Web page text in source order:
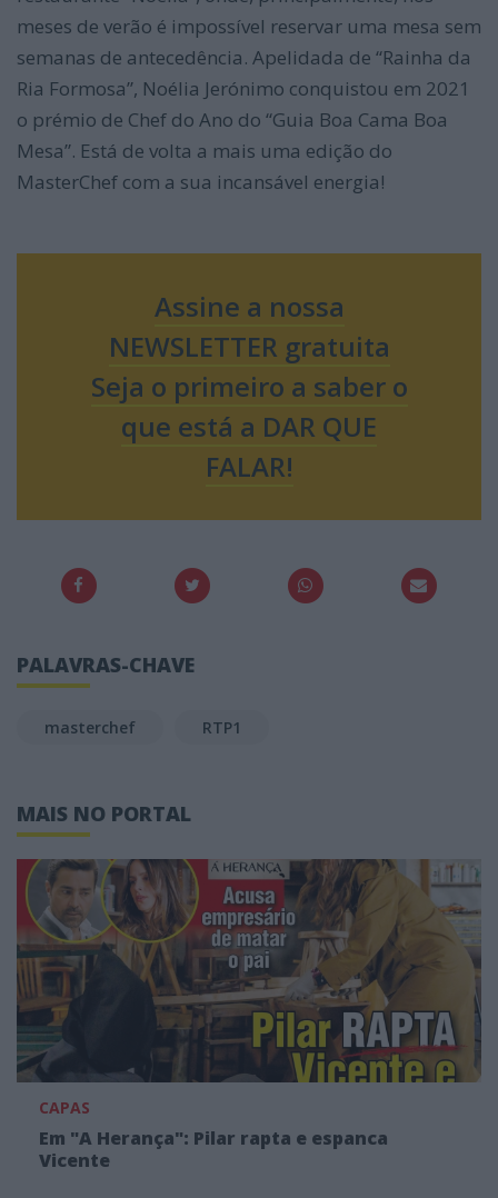
meses de verão é impossível reservar uma mesa sem
semanas de antecedência. Apelidada de “Rainha da
Ria Formosa”, Noélia Jerónimo conquistou em 2021
o prémio de Chef do Ano do “Guia Boa Cama Boa
Mesa”. Está de volta a mais uma edição do
MasterChef com a sua incansável energia!
Assine a nossa
NEWSLETTER gratuita
Seja o primeiro a saber o
que está a DAR QUE
FALAR!
PALAVRAS-CHAVE
masterchef RTP1
MAIS NO PORTAL
CAPAS
Em "A Herança": Pilar rapta e espanca
Vicente